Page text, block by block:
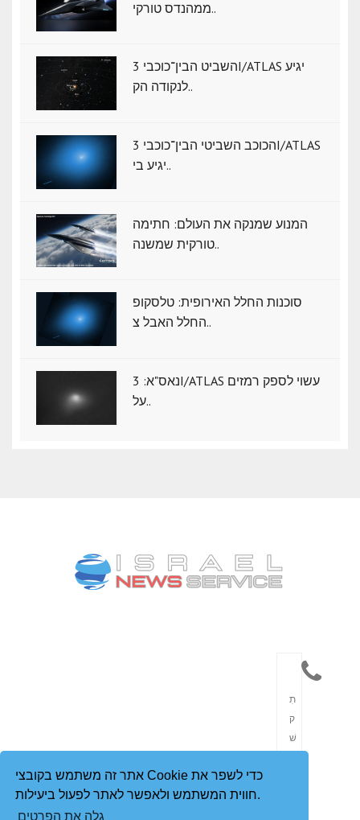
אתר זה משתמש בקובצי Cookie כדי לשפר את
חווית המשתמש ולאפשר לאתר לפעול ביעילות.
גלה את הפרטים
ממהנדס טורקי..
השביט הבין־כוכבי 3I/ATLAS יגיע
לנקודה הק..
הכוכב השביטי הבין־כוכבי 3I/ATLAS
יגיע בי..
המנוע שמנקה את העולם: חתימה
טורקית שמשנה..
סוכנות החלל האירופית: טלסקופ
החלל האבל צ..
נאס"א: ‏3I/ATLAS עשוי לספק רמזים
על..
תִ
ק
שׁ